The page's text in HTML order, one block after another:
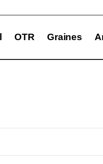
OTR Graines